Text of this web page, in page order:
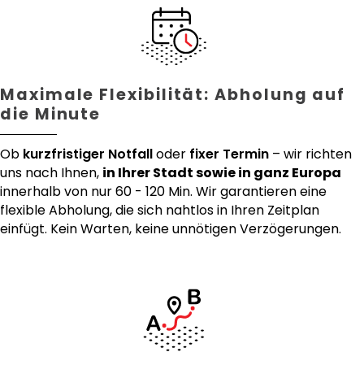
Maximale Flexibilität: Abholung auf
die Minute
Ob kurzfristiger Notfalloder fixer Termin – wir richten
uns nach Ihnen, in Ihrer Stadt sowie in ganz Europa
innerhalb von nur 60 - 120 Min. Wir garantieren eine
flexible Abholung, die sich nahtlos in Ihren Zeitplan
einfügt. Kein Warten, keine unnötigen Verzögerungen.